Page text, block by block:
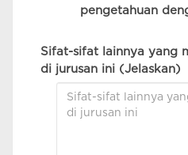
pengetahuan
Sifat-sifat lainnya yang
di jurusan ini (Jelaskan)